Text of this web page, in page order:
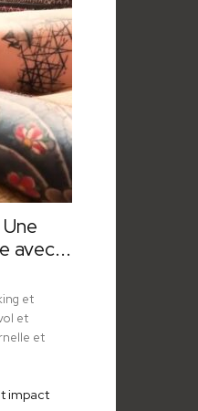
avec...
et
et
et
impact